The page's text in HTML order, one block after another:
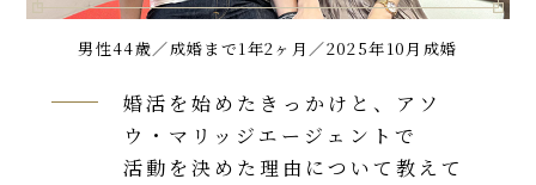
男性44歳／成婚まで1年2ヶ月／2025年10月成婚
婚活を始めたきっかけと、アソ
ウ・マリッジエージェントで
活動を決めた理由について教えて